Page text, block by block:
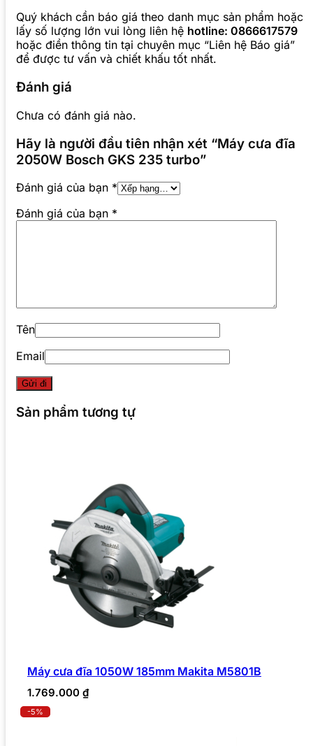
Quý khách cần báo giá theo danh mục sản phẩm hoặc
lấy số lượng lớn vui lòng liên hệ hotline: 0866617579
hoặc điền thông tin tại chuyên mục “Liên hệ Báo giá”
để được tư vấn và chiết khấu tốt nhất.
Đánh giá
Chưa có đánh giá nào.
Hãy là người đầu tiên nhận xét “Máy cưa đĩa
2050W Bosch GKS 235 turbo”
Đánh giá của bạn *
Đánh giá của bạn *
Tên
Email
Sản phẩm tương tự
Máy cưa đĩa 1050W 185mm Makita M5801B
1.769.000 ₫
-5%